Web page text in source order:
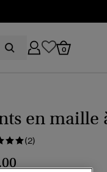
0
en maille
(2)